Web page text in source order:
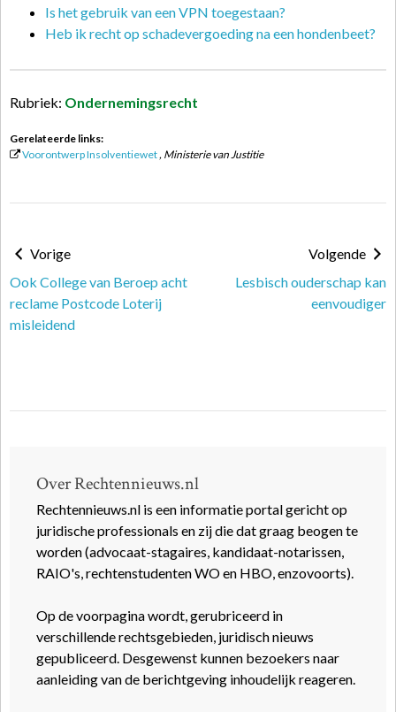
Is het gebruik van een VPN toegestaan?
Heb ik recht op schadevergoeding na een hondenbeet?
Rubriek: Ondernemingsrecht
Gerelateerde links:
Voorontwerp Insolventiewet, Ministerie van Justitie
Vorige
Ook College van Beroep acht
reclame Postcode Loterij
misleidend
Volgende
Lesbisch ouderschap kan
eenvoudiger
Over Rechtennieuws.nl
Rechtennieuws.nl is een informatie portal gericht op
juridische professionals en zij die dat graag beogen te
worden (advocaat-stagaires, kandidaat-notarissen,
RAIO's, rechtenstudenten WO en HBO, enzovoorts).
Op de voorpagina wordt, gerubriceerd in
verschillende rechtsgebieden, juridisch nieuws
gepubliceerd. Desgewenst kunnen bezoekers naar
aanleiding van de berichtgeving inhoudelijk reageren.